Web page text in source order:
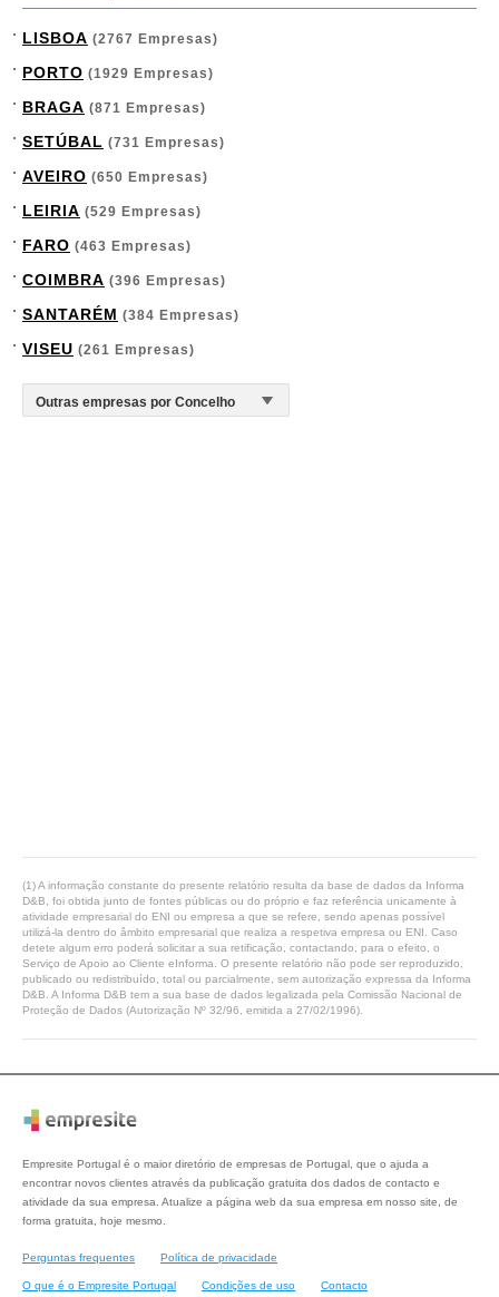
LISBOA (2767 Empresas)
PORTO (1929 Empresas)
BRAGA (871 Empresas)
SETÚBAL (731 Empresas)
AVEIRO (650 Empresas)
LEIRIA (529 Empresas)
FARO (463 Empresas)
COIMBRA (396 Empresas)
SANTARÉM (384 Empresas)
VISEU (261 Empresas)
(1) A informação constante do presente relatório resulta da base de dados da Informa
D&B, foi obtida junto de fontes públicas ou do próprio e faz referência unicamente à
atividade empresarial do ENI ou empresa a que se refere, sendo apenas possível
utilizá-la dentro do âmbito empresarial que realiza a respetiva empresa ou ENI. Caso
detete algum erro poderá solicitar a sua retificação, contactando, para o efeito, o
Serviço de Apoio ao Cliente eInforma. O presente relatório não pode ser reproduzido,
publicado ou redistribuído, total ou parcialmente, sem autorização expressa da Informa
D&B. A Informa D&B tem a sua base de dados legalizada pela Comissão Nacional de
Proteção de Dados (Autorização Nº 32/96, emitida a 27/02/1996).
Empresite Portugal é o maior diretório de empresas de Portugal, que o ajuda a
encontrar novos clientes através da publicação gratuita dos dados de contacto e
atividade da sua empresa. Atualize a página web da sua empresa em nosso site, de
forma gratuita, hoje mesmo.
Perguntas frequentes Política de privacidade
O que é o Empresite Portugal Condições de uso Contacto